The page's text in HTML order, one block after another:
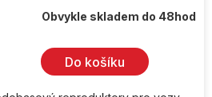
Obvykle skladem do 48hod
Do košíku